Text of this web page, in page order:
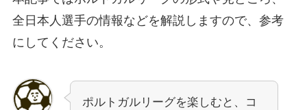
全日本人選手の情報などを解説しますので、参考
にしてください。
ポルトガルリーグを楽しむと、コ